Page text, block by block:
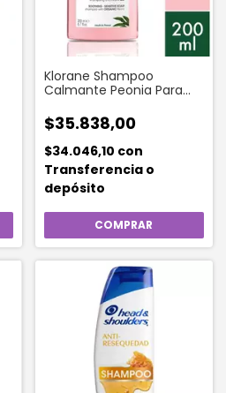
Klorane Shampoo
Calmante Peonia Para
200 Ml
$35.838,00
$34.046,10 con
Transferencia o
depósito